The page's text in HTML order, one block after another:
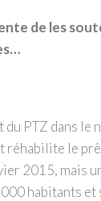
de les
du PTZ dans le
réhabilite le
2015, mais
habitants